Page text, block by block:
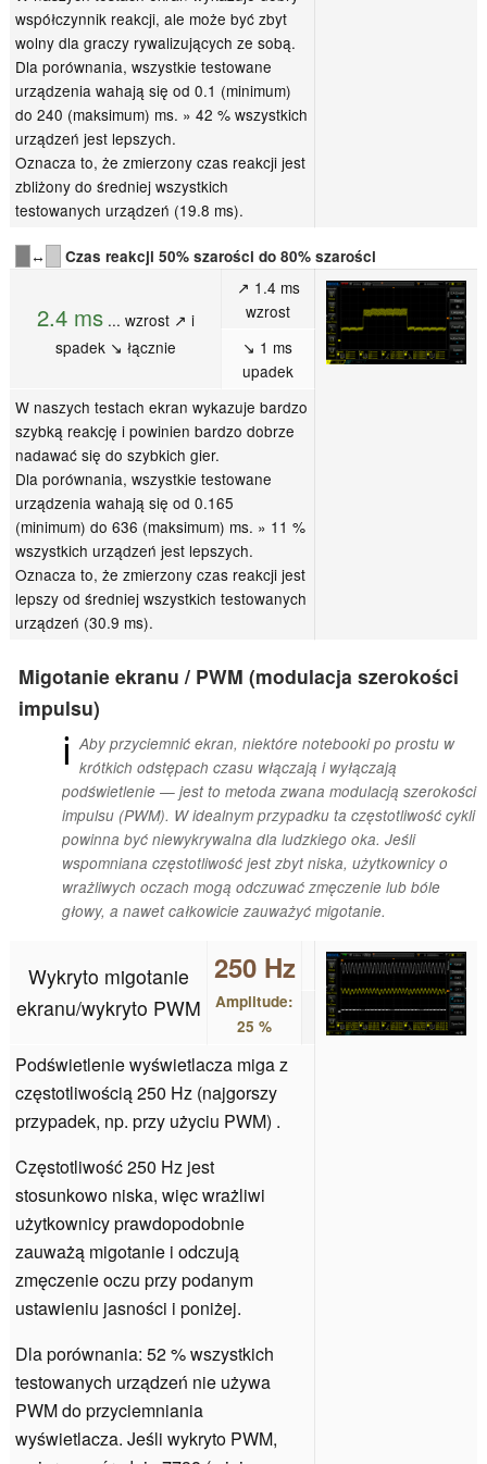
współczynnik reakcji, ale może być zbyt
wolny dla graczy rywalizujących ze sobą.
Dla porównania, wszystkie testowane
urządzenia wahają się od 0.1 (minimum)
do 240 (maksimum) ms. » 42 % wszystkich
urządzeń jest lepszych.
Oznacza to, że zmierzony czas reakcji jest
zbliżony do średniej wszystkich
testowanych urządzeń (19.8 ms).
↔ Czas reakcji 50% szarości do 80% szarości
2.4 ms... wzrost ↗ i
spadek ↘ łącznie
↗ 1.4 ms
wzrost
↘ 1 ms
upadek
W naszych testach ekran wykazuje bardzo
szybką reakcję i powinien bardzo dobrze
nadawać się do szybkich gier.
Dla porównania, wszystkie testowane
urządzenia wahają się od 0.165
(minimum) do 636 (maksimum) ms. » 11 %
wszystkich urządzeń jest lepszych.
Oznacza to, że zmierzony czas reakcji jest
lepszy od średniej wszystkich testowanych
urządzeń (30.9 ms).
Migotanie ekranu / PWM (modulacja szerokości
impulsu)
ℹ Aby przyciemnić ekran, niektóre notebooki po prostu w
krótkich odstępach czasu włączają i wyłączają
podświetlenie — jest to metoda zwana modulacją szerokości
impulsu (PWM). W idealnym przypadku ta częstotliwość cykli
powinna być niewykrywalna dla ludzkiego oka. Jeśli
wspomniana częstotliwość jest zbyt niska, użytkownicy o
wrażliwych oczach mogą odczuwać zmęczenie lub bóle
głowy, a nawet całkowicie zauważyć migotanie.
Wykryto migotanie
ekranu/wykryto PWM
250 Hz
Amplitude:
25 %
Podświetlenie wyświetlacza miga z
częstotliwością 250 Hz (najgorszy
przypadek, np. przy użyciu PWM) .
Częstotliwość 250 Hz jest
stosunkowo niska, więc wrażliwi
użytkownicy prawdopodobnie
zauważą migotanie i odczują
zmęczenie oczu przy podanym
ustawieniu jasności i poniżej.
Dla porównania: 52 % wszystkich
testowanych urządzeń nie używa
PWM do przyciemniania
wyświetlacza. Jeśli wykryto PWM,